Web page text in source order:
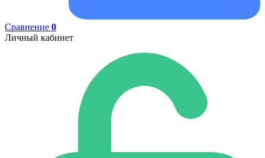
Сравнение 0
Личный кабинет